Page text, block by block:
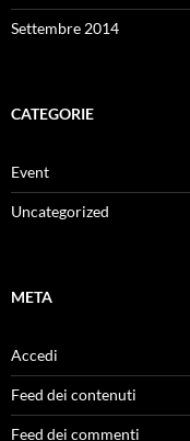
Settembre 2014
CATEGORIE
Event
Uncategorized
META
Accedi
Feed dei contenuti
Feed dei commenti